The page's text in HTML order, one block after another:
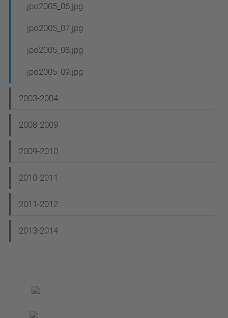
jpo2005_06.jpg
jpo2005_07.jpg
jpo2005_08.jpg
jpo2005_09.jpg
2003-2004
2008-2009
2009-2010
2010-2011
2011-2012
2013-2014